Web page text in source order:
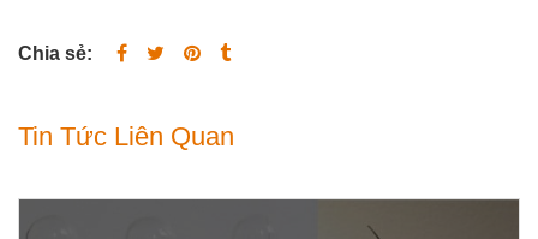
Chia sẻ:
Tin Tức Liên Quan